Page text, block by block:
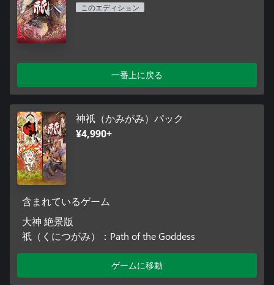
このエディション
一番上に戻る
神祇（かみがみ）パック
¥4,990+
含まれているゲーム
大神 絶景版
祇（くにつがみ）：Path of the Goddess
ゲームに移動